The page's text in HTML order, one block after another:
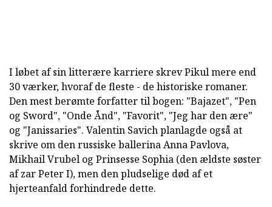
I løbet af sin litterære karriere skrev Pikul mere end
30 værker, hvoraf de fleste - de historiske romaner.
Den mest berømte forfatter til bogen: "Bajazet", "Pen
og Sword", "Onde Ånd", "Favorit", "Jeg har den ære"
og "Janissaries". Valentin Savich planlagde også at
skrive om den russiske ballerina Anna Pavlova,
Mikhail Vrubel og Prinsesse Sophia (den ældste søster
af zar Peter I), men den pludselige død af et
hjerteanfald forhindrede dette.